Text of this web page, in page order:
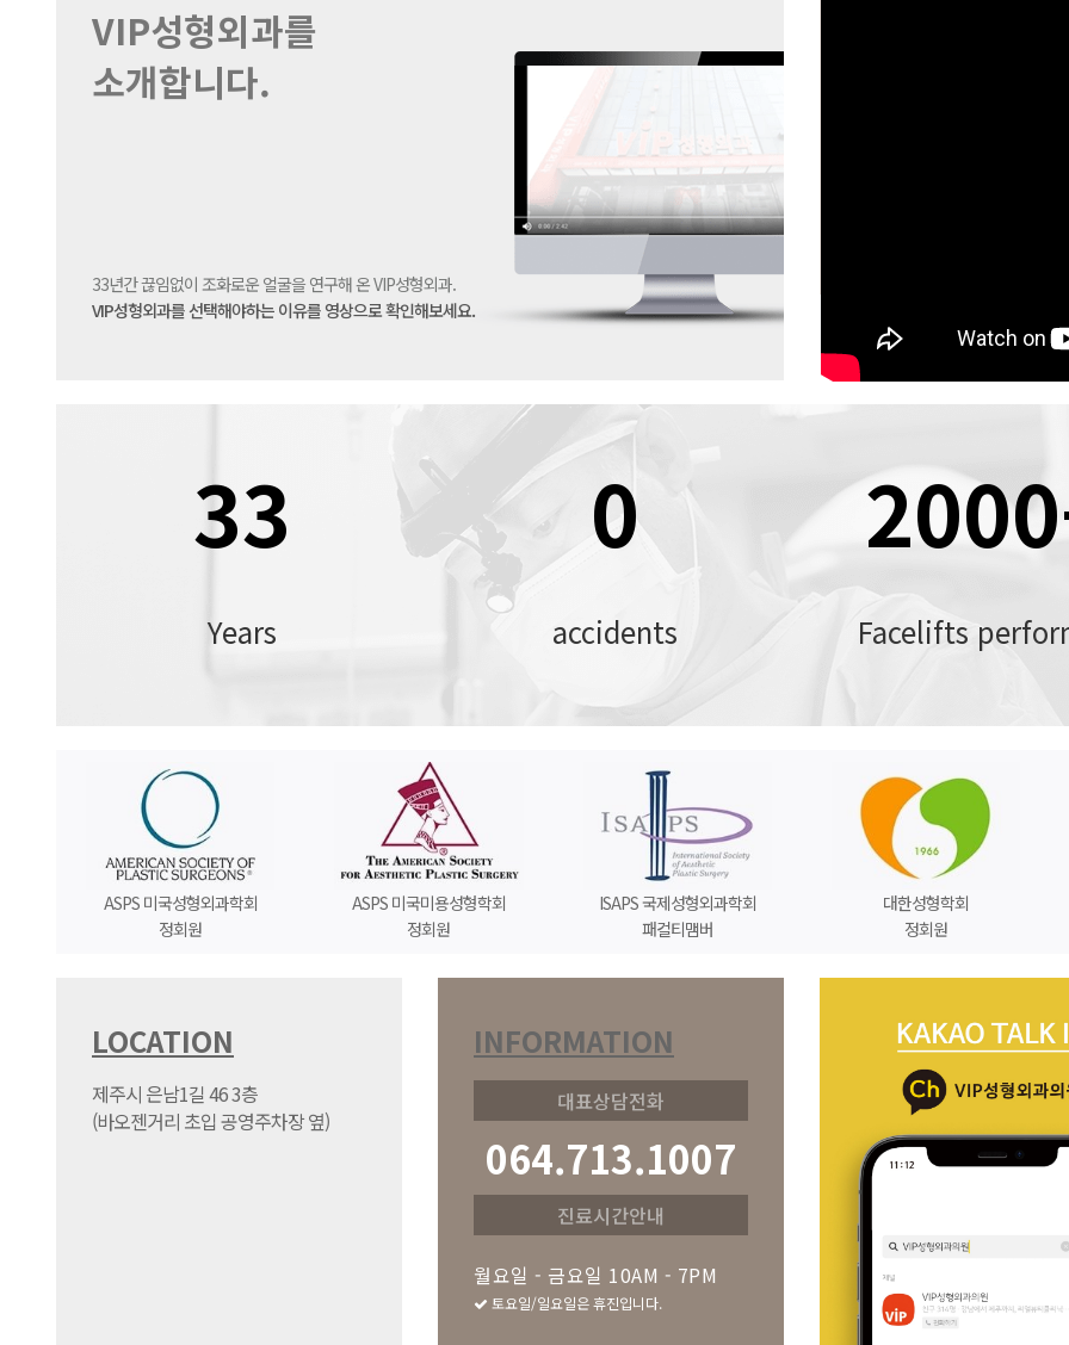
VIP성형외과를
소개합니다.
33년간 끊임없이 조화로운 얼굴을 연구해 온 VIP성형외과.
VIP성형외과를 선택해야하는 이유를 영상으로 확인해보세요.
33
Years
0
accidents
2000
Facelifts
ASPS 미국성형외과학회
정회원
ASPS 미국미용성형학회
정회원
ISAPS 국제성형외과학회
패컬티맴버
대한성형학회
정회원
LOCATION
제주시 은남1길 46 3층
(바오젠거리 초입 공영주차장 옆)
INFORMATION
대표상담전화
064.713.1007
진료시간안내
월요일 - 금요일 10AM - 7PM
토요일/일요일은 휴진입니다.